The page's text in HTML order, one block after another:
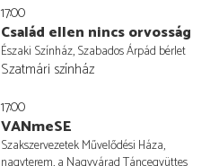
17:00
Család ellen nincs orvosság
Északi Színház, Szabados Árpád bérlet
Szatmári színház
17:00
VANmeSE
Szakszervezetek Művelődési Háza,
nagyterem, a Nagyvárad Táncegyüttes